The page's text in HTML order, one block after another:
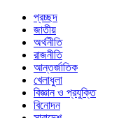
প্রচ্ছদ
জাতীয়
অর্থনীতি
রাজনীতি
আন্তর্জাতিক
খেলাধুলা
বিজ্ঞান ও প্রযুক্তি
বিনোদন